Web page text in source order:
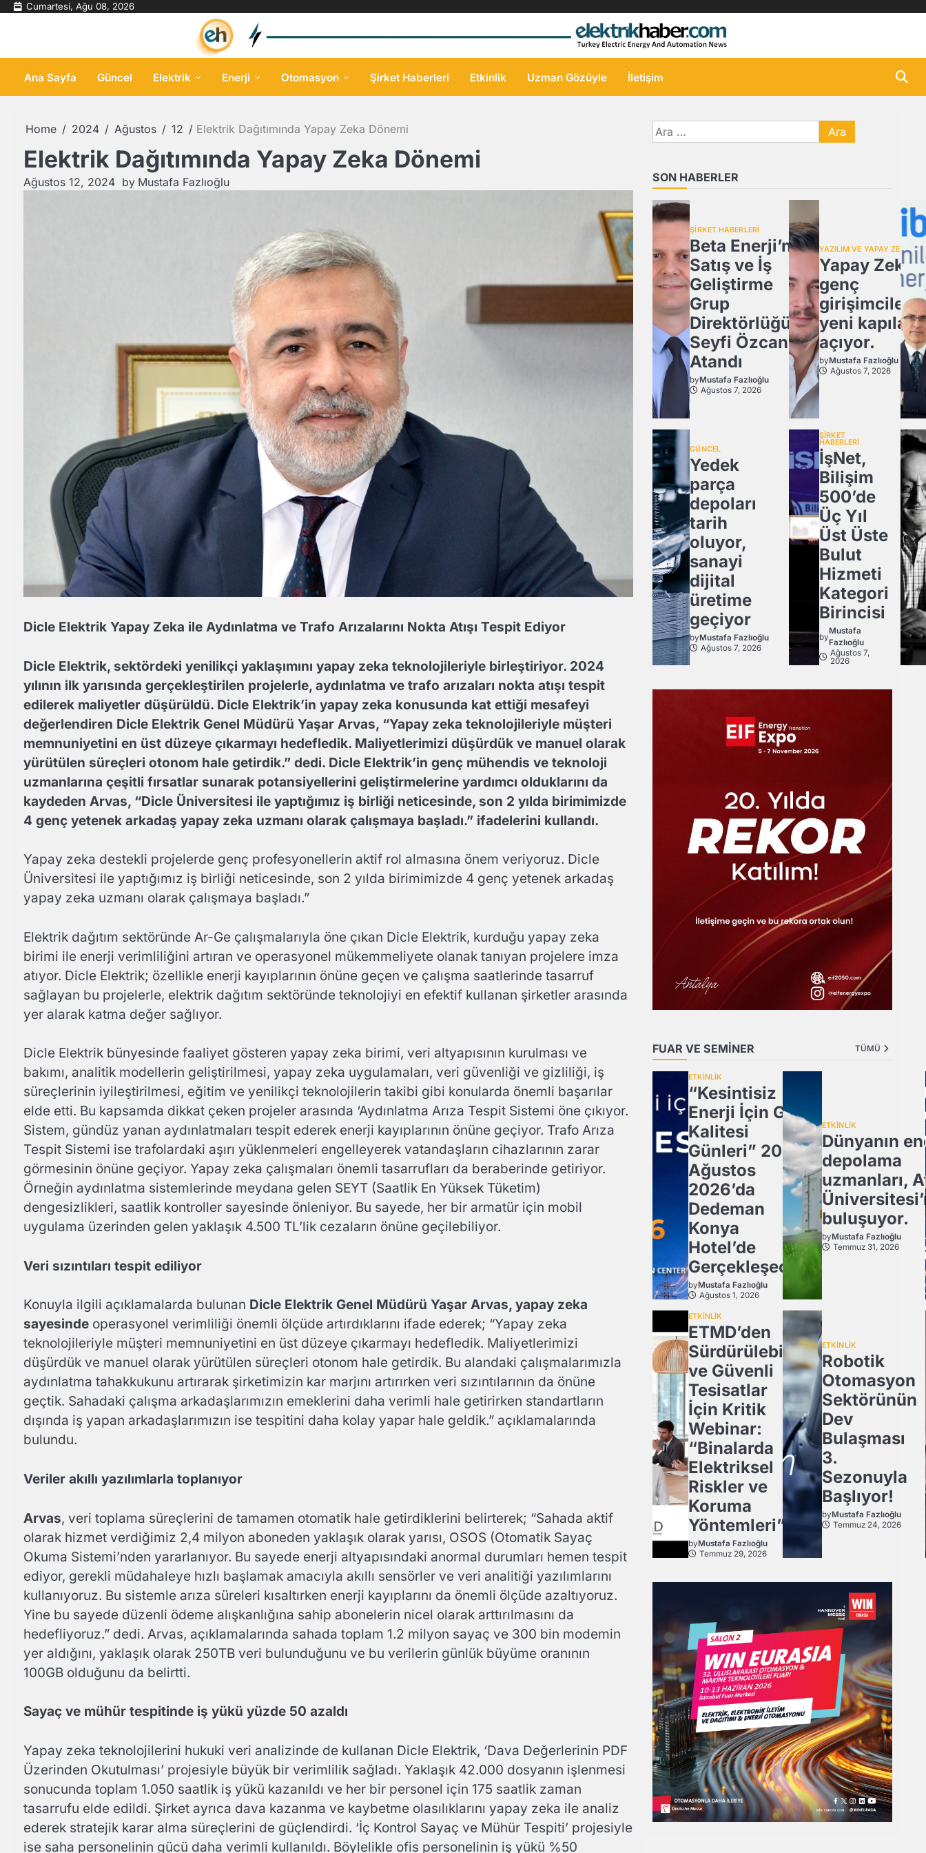
Skip Cumartesi, Ağu 08, 2026
Ana Sayfa Güncel Elektrik Enerji Otomasyon Şirket Haberleri Etkinlik Uzman Gözüyle İletişim
Home 2024 Ağustos 12 Elektrik Dağıtımında Yapay Zeka Dönemi
Elektrik Dağıtımında Yapay Zeka Dönemi
Ağustos 12, 2024 by Mustafa Fazlıoğlu
Dicle Elektrik Yapay Zeka ile Aydınlatma ve Trafo Arızalarını Nokta Atışı Tespit Ediyor
Dicle Elektrik, sektördeki yenilikçi yaklaşımını yapay zeka teknolojileriyle birleştiriyor. 2024
yılının ilk yarısında gerçekleştirilen projelerle, aydınlatma ve trafo arızaları nokta atışı tespit
edilerek maliyetler düşürüldü. Dicle Elektrik’in yapay zeka konusunda kat ettiği mesafeyi
değerlendiren Dicle Elektrik Genel Müdürü Yaşar Arvas, “Yapay zeka teknolojileriyle müşteri
memnuniyetini en üst düzeye çıkarmayı hedefledik. Maliyetlerimizi düşürdük ve manuel olarak
yürütülen süreçleri otonom hale getirdik.” dedi. Dicle Elektrik’in genç mühendis ve teknoloji
uzmanlarına çeşitli fırsatlar sunarak potansiyellerini geliştirmelerine yardımcı olduklarını da
kaydeden Arvas, “Dicle Üniversitesi ile yaptığımız iş birliği neticesinde, son 2 yılda birimimizde
4 genç yetenek arkadaş yapay zeka uzmanı olarak çalışmaya başladı.” ifadelerini kullandı.
Yapay zeka destekli projelerde genç profesyonellerin aktif rol almasına önem veriyoruz. Dicle
Üniversitesi ile yaptığımız iş birliği neticesinde, son 2 yılda birimimizde 4 genç yetenek arkadaş
yapay zeka uzmanı olarak çalışmaya başladı.”
Elektrik dağıtım sektöründe Ar-Ge çalışmalarıyla öne çıkan Dicle Elektrik, kurduğu yapay zeka
birimi ile enerji verimliliğini artıran ve operasyonel mükemmeliyete olanak tanıyan projelere imza
atıyor. Dicle Elektrik; özellikle enerji kayıplarının önüne geçen ve çalışma saatlerinde tasarruf
sağlayan bu projelerle, elektrik dağıtım sektöründe teknolojiyi en efektif kullanan şirketler arasında
yer alarak katma değer sağlıyor.
Dicle Elektrik bünyesinde faaliyet gösteren yapay zeka birimi, veri altyapısının kurulması ve
bakımı, analitik modellerin geliştirilmesi, yapay zeka uygulamaları, veri güvenliği ve gizliliği, iş
süreçlerinin iyileştirilmesi, eğitim ve yenilikçi teknolojilerin takibi gibi konularda önemli başarılar
elde etti. Bu kapsamda dikkat çeken projeler arasında ‘Aydınlatma Arıza Tespit Sistemi öne çıkıyor.
Sistem, gündüz yanan aydınlatmaları tespit ederek enerji kayıplarının önüne geçiyor. Trafo Arıza
Tespit Sistemi ise trafolardaki aşırı yüklenmeleri engelleyerek vatandaşların cihazlarının zarar
görmesinin önüne geçiyor. Yapay zeka çalışmaları önemli tasarrufları da beraberinde getiriyor.
Örneğin aydınlatma sistemlerinde meydana gelen SEYT (Saatlik En Yüksek Tüketim)
dengesizlikleri, saatlik kontroller sayesinde önleniyor. Bu sayede, her bir armatür için mobil
uygulama üzerinden gelen yaklaşık 4.500 TL’lik cezaların önüne geçilebiliyor.
Veri sızıntıları tespit ediliyor
Konuyla ilgili açıklamalarda bulunan Dicle Elektrik Genel Müdürü Yaşar Arvas, yapay zeka
sayesinde operasyonel verimliliği önemli ölçüde artırdıklarını ifade ederek; “Yapay zeka
teknolojileriyle müşteri memnuniyetini en üst düzeye çıkarmayı hedefledik. Maliyetlerimizi
düşürdük ve manuel olarak yürütülen süreçleri otonom hale getirdik. Bu alandaki çalışmalarımızla
aydınlatma tahakkukunu artırarak şirketimizin kar marjını artırırken veri sızıntılarının da önüne
geçtik. Sahadaki çalışma arkadaşlarımızın emeklerini daha verimli hale getirirken standartların
dışında iş yapan arkadaşlarımızın ise tespitini daha kolay yapar hale geldik.” açıklamalarında
bulundu.
Veriler akıllı yazılımlarla toplanıyor
Arvas, veri toplama süreçlerini de tamamen otomatik hale getirdiklerini belirterek; “Sahada aktif
olarak hizmet verdiğimiz 2,4 milyon aboneden yaklaşık olarak yarısı, OSOS (Otomatik Sayaç
Okuma Sistemi’nden yararlanıyor. Bu sayede enerji altyapısındaki anormal durumları hemen tespit
ediyor, gerekli müdahaleye hızlı başlamak amacıyla akıllı sensörler ve veri analitiği yazılımlarını
kullanıyoruz. Bu sistemle arıza süreleri kısaltırken enerji kayıplarını da önemli ölçüde azaltıyoruz.
Yine bu sayede düzenli ödeme alışkanlığına sahip abonelerin nicel olarak arttırılmasını da
hedefliyoruz.” dedi. Arvas, açıklamalarında sahada toplam 1.2 milyon sayaç ve 300 bin modemin
yer aldığını, yaklaşık olarak 250TB veri bulunduğunu ve bu verilerin günlük büyüme oranının
100GB olduğunu da belirtti.
Sayaç ve mühür tespitinde iş yükü yüzde 50 azaldı
Yapay zeka teknolojilerini hukuki veri analizinde de kullanan Dicle Elektrik, ‘Dava Değerlerinin PDF
Üzerinden Okutulması’ projesiyle büyük bir verimlilik sağladı. Yaklaşık 42.000 dosyanın işlenmesi
sonucunda toplam 1.050 saatlik iş yükü kazanıldı ve her bir personel için 175 saatlik zaman
tasarrufu elde edildi. Şirket ayrıca dava kazanma ve kaybetme olasılıklarını yapay zeka ile analiz
ederek stratejik karar alma süreçlerini de güçlendirdi. ‘İç Kontrol Sayaç ve Mühür Tespiti’ projesiyle
ise saha personelinin gücü daha verimli kullanıldı. Böylelikle ofis personelinin iş yükü %50
Arama:
SON HABERLER
ŞİRKET HABERLERİ
Beta Enerji’nin
Satış ve İş
Geliştirme
Grup
Direktörlüğü’ne
Seyfi Özcan
Atandı
byMustafa Fazlıoğlu
Ağustos 7, 2026
YAZILIM VE YAPAY ZEKA
Yapay Zeka,
genç
girişimcilere
yeni kapılar
açıyor.
byMustafa Fazlıoğlu
Ağustos 7, 2026
GÜNCEL
Yedek
parça
depoları
tarih
oluyor,
sanayi
dijital
üretime
geçiyor
byMustafa Fazlıoğlu
Ağustos 7, 2026
ŞİRKET
HABERLERİ
İşNet,
Bilişim
500’de
Üç Yıl
Üst Üste
Bulut
Hizmeti
Kategori
Birincisi
by
Mustafa
Fazlıoğlu
Ağustos 7,
2026
FUAR VE SEMİNER TÜMÜ
ETKİNLİK
“Kesintisiz
Enerji İçin Güç
Kalitesi
Günleri” 20
Ağustos
2026’da
Dedeman
Konya
Hotel’de
Gerçekleşecek
byMustafa Fazlıoğlu
Ağustos 1, 2026
ETKİNLİK
Dünyanın
depolama
uzmanları,
buluşuyor.
byMustafa Fazlıoğlu
Temmuz 31, 2026
ETKİNLİK
ETMD’den
Sürdürülebilir
ve Güvenli
Tesisatlar
İçin Kritik
Webinar:
“Binalarda
Elektriksel
Riskler ve
Koruma
Yöntemleri”
byMustafa Fazlıoğlu
Temmuz 29, 2026
ETKİNLİK
Robotik
Otomasyon
Sektörünün
Dev
Bulaşması
3.
Sezonuyla
Başlıyor!
byMustafa Fazlıoğlu
Temmuz 24, 2026